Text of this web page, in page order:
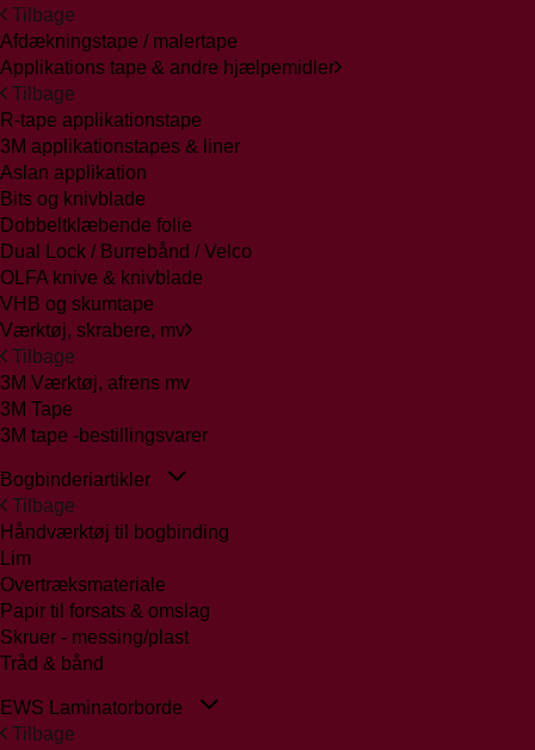
Tilbage
Afdækningstape / malertape
Applikations tape & andre hjælpemidler
Tilbage
R-tape applikationstape
3M applikationstapes & liner
Aslan applikation
Bits og knivblade
Dobbeltklæbende folie
Dual Lock / Burrebånd / Velco
OLFA knive & knivblade
VHB og skumtape
Værktøj, skrabere, mv
Tilbage
3M Værktøj, afrens mv
3M Tape
3M tape -bestillingsvarer
Bogbinderiartikler
Tilbage
Håndværktøj til bogbinding
Lim
Overtræksmateriale
Papir til forsats & omslag
Skruer - messing/plast
Tråd & bånd
EWS Laminatorborde
Tilbage